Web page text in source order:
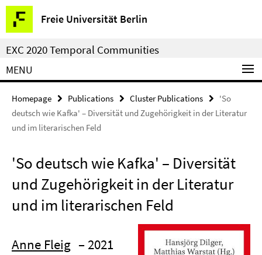
Springe
direkt
zu
Inhalt
Freie Universität Berlin
Service
Navigation
EXC 2020 Temporal Communities
MENU
Homepage Publications Cluster Publications
'So
deutsch wie Kafka' – Diversität und Zugehörigkeit in der Literatur
und im literarischen Feld
'So deutsch wie Kafka' – Diversität
und Zugehörigkeit in der Literatur
und im literarischen Feld
Anne Fleig – 2021